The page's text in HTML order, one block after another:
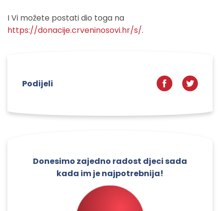
I Vi možete postati dio toga na
https://donacije.crveninosovi.hr/s/.
Podijeli
Donesimo zajedno radost djeci sada
kada im je najpotrebnija!